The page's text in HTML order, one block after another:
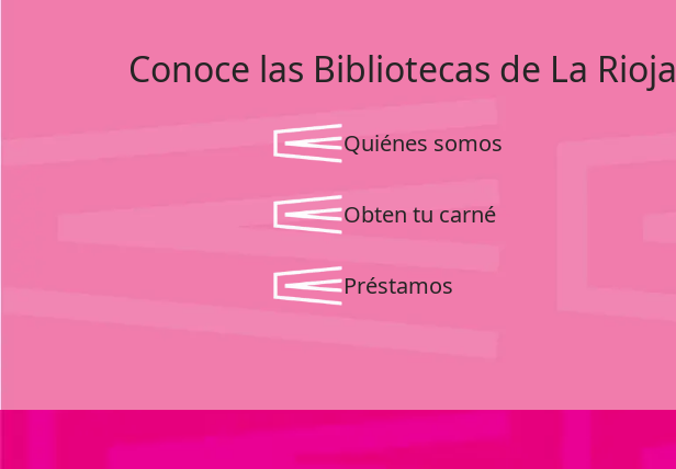
Conoce las Bibliotecas de La Rioja
Quiénes somos
Obten tu carné
Préstamos